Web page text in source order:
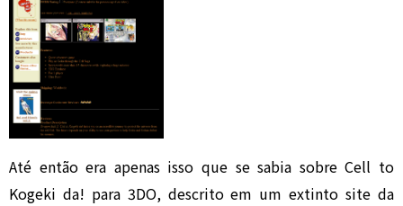
Até então era apenas isso que se sabia sobre Cell to
Kogeki da! para 3DO, descrito em um extinto site da